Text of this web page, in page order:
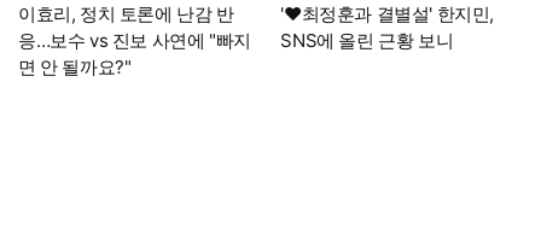
이효리, 정치 토론에 난감 반
응…보수 vs 진보 사연에 "빠지
면 안 될까요?"
'♥최정훈과 결별설' 한지민,
SNS에 올린 근황 보니